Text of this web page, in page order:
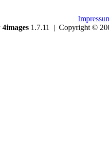
4images1.7.11 | Copyright ©